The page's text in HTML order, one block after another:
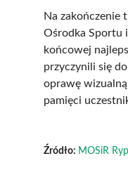
Na zakończenie
Ośrodka Sportu
końcowej
przyczynili się
oprawę
pamięci
Źródło: MOSiR